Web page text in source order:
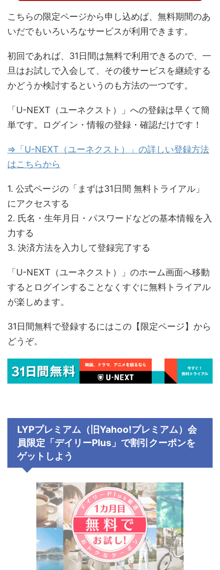
こちらの限定ページから申し込めば、無料期間のあ
いだでもいろいろなサービスが利用できます。
初回であれば、31日間は無料で利用できるので、一
旦はお試しで入会して、その後サービスを継続する
かどうか検討するというのも方法の一つです。
「U-NEXT（ユーネクスト）」への登録は早くて簡
単です。ログイン・情報の登録・確認だけです！
⇒「U-NEXT（ユーネクスト）」の詳しい登録方法
はこちらから
1. 公式ページの「まずは31日間 無料トライアル」
にアクセスする
2. 氏名・生年月日・パスワードなどの基本情報を入
力する
3. 決済方法を入力して登録完了する
「U-NEXT（ユーネクスト）」のホーム画面へ移動
するとログインすることなくすぐに無料トライアル
が楽しめます。
31日間無料で登録するにはこの【限定ページ】から
どうぞ。
LYPプレミアム（旧Yahoo!プレミアム）会
員限定「デイリーPlus」で割引クーポンを
ゲットしよう